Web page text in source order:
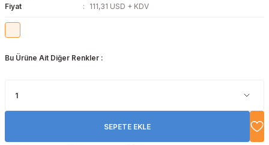
Pantum
Pantum
Samsung
Fiyat
111,31 USD + KDV
Bu Ürüne Ait Diğer Renkler :
SEPETE EKLE